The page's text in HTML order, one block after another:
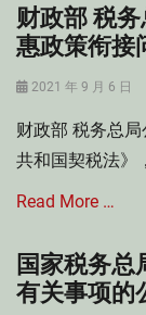
部
门
范
文
件
维
护
设
,
计
依
定
办
Categories
契
税
Tags
税
纳
税
与
征
财政部 税
惠政策衔接
Posted
2021 年 9 月 6 日
财政部 税务总
共和国契税法》
Read More …
Categories
契
税
国家税务总
有关事项的